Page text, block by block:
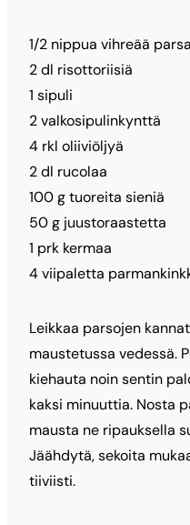
1/2 nippua vihreää
2 dl risottoriisiä
1 sipuli
2 valkosipulinkynttä
4 rkl oliiviöljyä
2 dl rucolaa
100 g tuoreita sieniä
50 g juustoraastetta
1 prk kermaa
4 viipaletta
Leikkaa parsojen
maustetussa vedessä.
kiehauta noin sentin
kaksi minuuttia. Nosta
mausta ne ripauksella
Jäähdytä, sekoita
tiiviisti.